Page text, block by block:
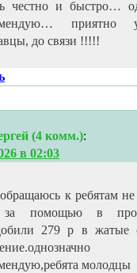
честно и быстро…
приятно
до связи !!!!!
(4 комм.):
в 02:03
к ребятам
за помощью в
279 р в жатые
молодцы